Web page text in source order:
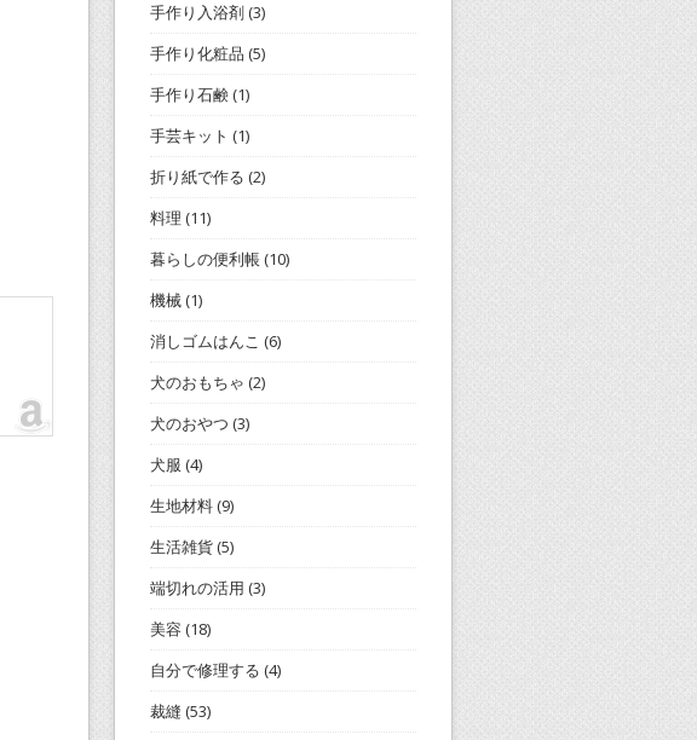
手作り入浴剤(3)
手作り化粧品 (5)
手作り石鹸(1)
手芸キット (1)
折り紙で作る (2)
料理 (11)
暮らしの便利帳(10)
機械(1)
消しゴムはんこ (6)
犬のおもちゃ (2)
犬のおやつ (3)
犬服 (4)
生地材料(9)
生活雑貨(5)
端切れの活用 (3)
美容 (18)
自分で修理する (4)
裁縫 (53)